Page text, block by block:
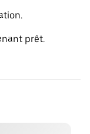
prêt.